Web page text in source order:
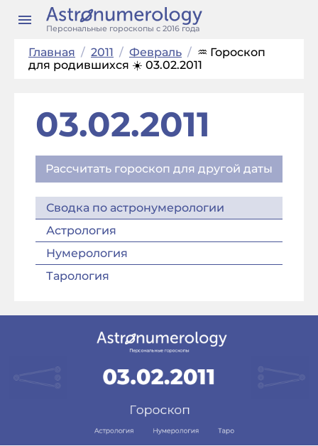
Персональные гороскопы с 2016 года
Главная / 2011 / Февраль / ♒ Гороскоп
для родившихся ☀️ 03.02.2011
03.02.2011
Рассчитать гороскоп для другой даты
Сводка по астронумерологии
Астрология
Нумерология
Тарология